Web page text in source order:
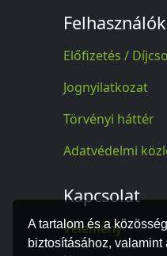
A tartalom és a
biztosításához,
Előfizetés /
Jognyilatkozat
Törvényi háttér
Adatvédelmi
Kapcsolat
Vélemény